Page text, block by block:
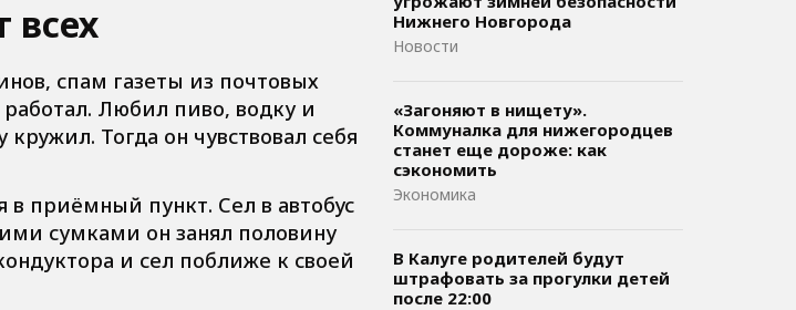
всех
спам газеты из почтовых
Любил пиво, водку и
Тогда он чувствовал себя
приёмный пункт. Сел в автобус
сумками он занял половину
и сел поближе к своей
Нижнего Новгорода
Новости
«Загоняют в нищету».
Коммуналка для нижегородцев
станет еще дороже: как
сэкономить
Экономика
В Калуге родителей будут
штрафовать за прогулки детей
после 22:00